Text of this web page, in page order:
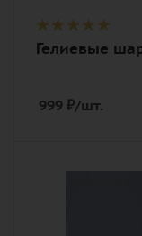
Гелиевые
999 ₽/шт.